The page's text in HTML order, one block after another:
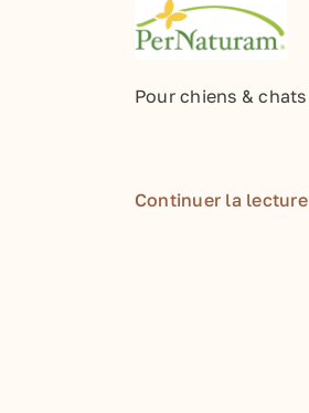
Pour chiens & chats
Continuer la lecture